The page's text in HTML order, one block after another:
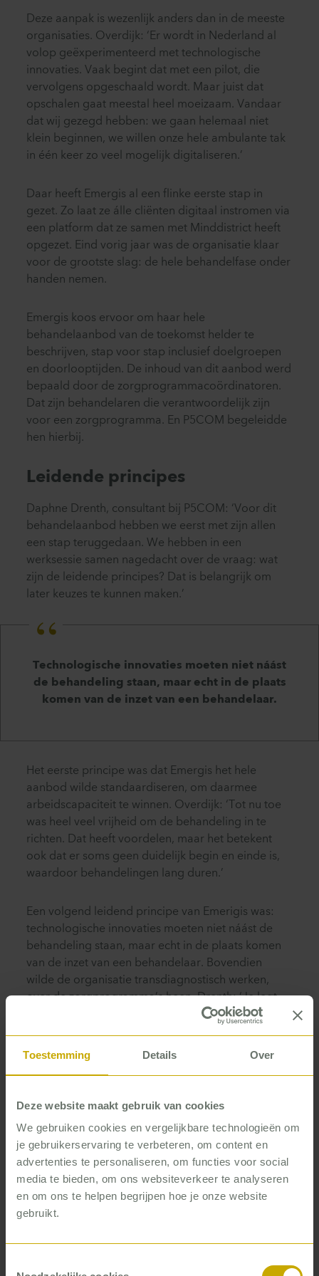
Toestemming Details Over
Deze website maakt gebruik van cookies
We gebruiken cookies en vergelijkbare technologieën om
je gebruikerservaring te verbeteren, om content en
advertenties te personaliseren, om functies voor social
media te bieden, om ons websiteverkeer te analyseren
en om ons te helpen begrijpen hoe je onze website
gebruikt.
Deze aanpak is wezenlijk anders dan in de meeste
organisaties. Overdijk: ‘Er wordt in Nederland al
volop geëxperimenteerd met technologische
innovaties. Vaak begint dat met een pilot, die
vervolgens opgeschaald wordt. Maar juist dat
opschalen gaat meestal heel moeizaam. Vandaar
dat wij gezegd hebben: we gaan helemaal niet
klein beginnen, we willen onze hele ambulante tak
in één keer zo veel mogelijk digitaliseren.’
Daar heeft Emergis al een flinke eerste stap in
gezet. Zo laat ze álle cliënten digitaal instromen via
een platform dat ze samen met Minddistrict heeft
opgezet. Eind vorig jaar was de organisatie klaar
voor de grootste slag: de hele behandelfase onder
handen nemen.
Emergis koos ervoor om haar hele
behandelaanbod van de toekomst helder te
beschrijven, stap voor stap inclusief doelgroepen
en doorlooptijden. De inhoud van dit aanbod werd
bepaald door de zorgprogrammacoördinatoren.
Dat zijn behandelaren die verantwoordelijk zijn
voor een zorgprogramma. En P5COM begeleidde
hen hierbij.
Leidende principes
Daphne Drenth, consultant bij P5COM: ‘Voor dit
behandelaanbod hebben we eerst met zijn allen
een stap teruggedaan. We hebben in een
werksessie samen nagedacht over de vraag: wat
zijn de leidende principes? Dat is belangrijk om
later keuzes te kunnen maken.’
Technologische innovaties moeten niet náást
de behandeling staan, maar echt in de plaats
komen van de inzet van een behandelaar.
Het eerste principe was dat Emergis het hele
aanbod wilde standaardiseren, om daarmee
arbeidscapaciteit te winnen. Overdijk: ‘Tot nu toe
was heel veel vrijheid om de behandeling in te
richten. Dat heeft voordelen, maar het betekent
ook dat er soms geen duidelijk begin en einde is,
waardoor behandelingen lang duren.’
Een volgend leidend principe van Emerigis was:
technologische innovaties moeten niet náást de
behandeling staan, maar echt in de plaats komen
van de inzet van een behandelaar. Bovendien
wilde de organisatie transdiagnostisch werken,
over de zorgprogramma’s heen. Drenth: ‘Je legt
dan niet meer de nadruk op de diagnose, maar op
diegene zoekt – ontspanningsoefeningen
Met zijn allen
Klinisch psycholoog Hinde de Lange deed als
zorgprogrammacoördinator mee aan de sessies
over de principes. ‘Ik vond het allereerst heel mooi
dat we dit met zijn allen deden, mensen van de